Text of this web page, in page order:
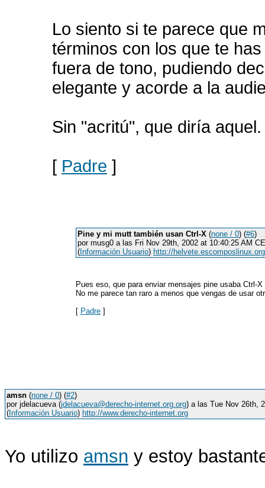
Lo siento si te parece que
términos con los que te
fuera de tono, pudiendo
elegante y acorde a la
Sin "acritú", que diría
[ Padre ]
Pine y mi mutt también usan Ctrl-X (none / 0) (#6)
por musg0 a las Fri Nov 29th, 2002 at 10:40:25 AM
( Información Usuario) http://helvete.escomposlinux.org
Pues eso, que para enviar mensajes pine usaba Ctrl-
No me parece tan raro a menos que vengas de usar
[ Padre ]
amsn (none / 0) (#2)
por jdelacueva (jdelacueva@derecho-internet.org.org) a las Tue Nov 26th,
( Información Usuario) http://www.derecho-internet.org
Yo utilizo amsn y estoy